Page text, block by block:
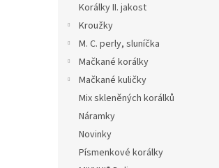
Korálky II. jakost
Kroužky
M. C. perly, sluníčka
Mačkané korálky
Mačkané kuličky
Mix skleněných korálků
Náramky
Novinky
Písmenkové korálky